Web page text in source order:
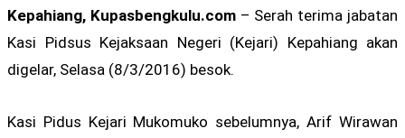
Kepahiang, Kupasbengkulu.com– Serah terima jabatan
Kasi Pidsus Kejaksaan Negeri (Kejari) Kepahiang akan
digelar, Selasa (8/3/2016) besok.
Kasi Pidus Kejari Mukomuko sebelumnya, Arif Wirawan